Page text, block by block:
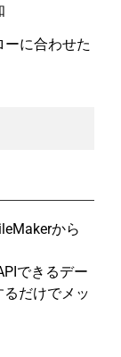
に合わせた
から
できるデー
だけでメッ